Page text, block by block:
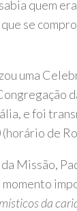
quem
se
uma
e foi
de
Missão,
da